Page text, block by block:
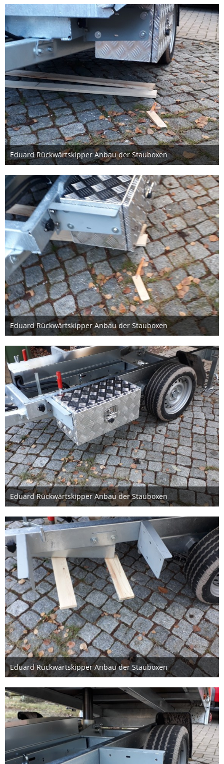
Eduard Rückwärtskipper Anbau der Stauboxen
20. Dezember 2020
Eduard Rückwärtskipper Anbau der Stauboxen
20. Dezember 2020
Eduard Rückwärtskipper Anbau der Stauboxen
20. Dezember 2020
1
Eduard Rückwärtskipper Anbau der Stauboxen
20. Dezember 2020
1